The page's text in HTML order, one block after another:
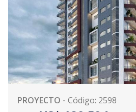
PROYECTO - Código: 2598